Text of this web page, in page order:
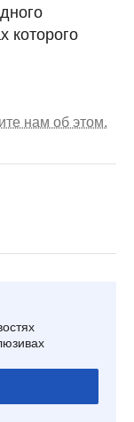
которого
нам об этом.